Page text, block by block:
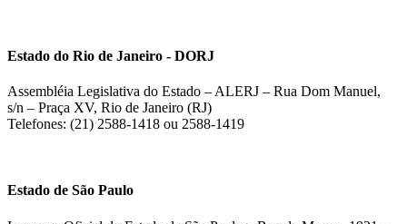
Estado do Rio de Janeiro - DORJ
Assembléia Legislativa do Estado – ALERJ – Rua Dom Manuel,
s/n – Praça XV, Rio de Janeiro (RJ)
Telefones: (21) 2588-1418 ou 2588-1419
Estado de São Paulo